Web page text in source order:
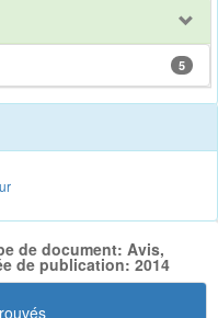
5
de document: Avis,
de publication: 2014